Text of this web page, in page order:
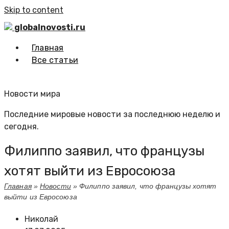
Skip to content
globalnovosti.ru
Главная
Все статьи
Новости мира
Последние мировые новости за последнюю неделю и
сегодня.
Филиппо заявил, что французы
хотят выйти из Евросоюза
Главная»Новости»Филиппо заявил, что французы хотят
выйти из Евросоюза
Николай